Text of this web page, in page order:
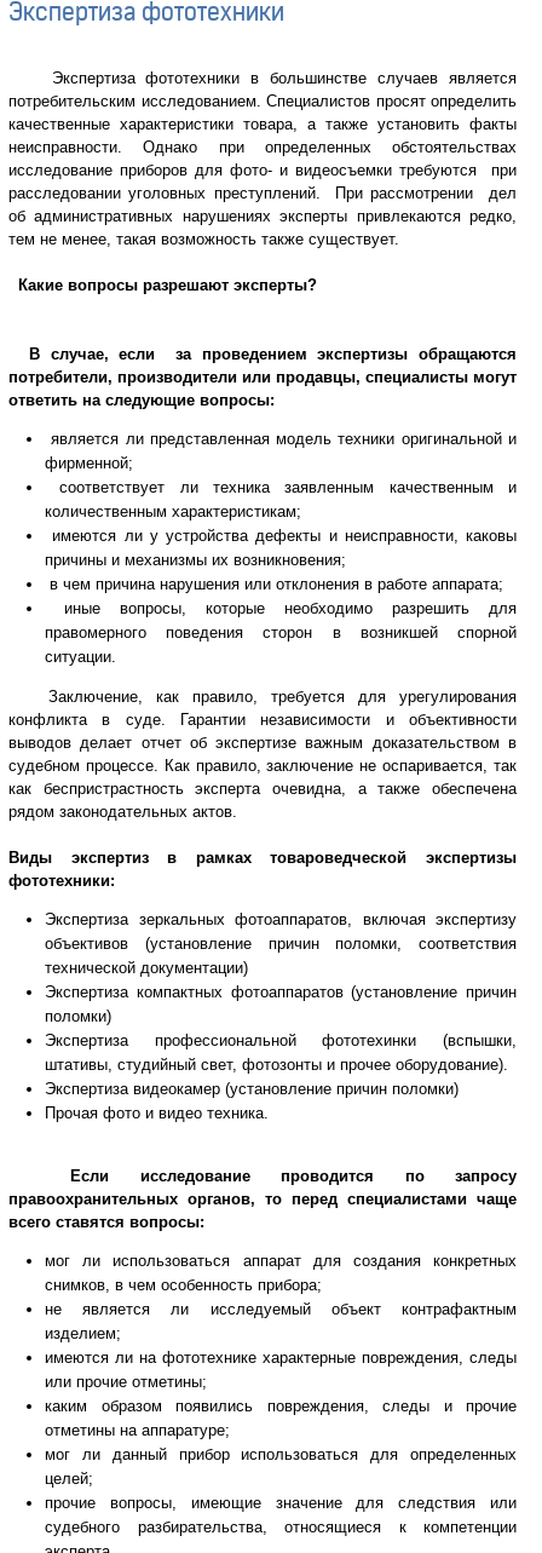
Экспертиза фототехники
Экспертиза фототехники в большинстве случаев является
потребительским исследованием. Специалистов просят определить
качественные характеристики товара, а также установить факты
неисправности. Однако при определенных обстоятельствах
исследование приборов для фото- и видеосъемки требуются при
расследовании уголовных преступлений. При рассмотрении дел
об административных нарушениях эксперты привлекаются редко,
тем не менее, такая возможность также существует.
Какие вопросы разрешают эксперты?
В случае, если за проведением экспертизы обращаются
потребители, производители или продавцы, специалисты могут
ответить на следующие вопросы:
является ли представленная модель техники оригинальной и
фирменной;
соответствует ли техника заявленным качественным и
количественным характеристикам;
имеются ли у устройства дефекты и неисправности, каковы
причины и механизмы их возникновения;
в чем причина нарушения или отклонения в работе аппарата;
иные вопросы, которые необходимо разрешить для
правомерного поведения сторон в возникшей спорной
ситуации.
Заключение, как правило, требуется для урегулирования
конфликта в суде. Гарантии независимости и объективности
выводов делает отчет об экспертизе важным доказательством в
судебном процессе. Как правило, заключение не оспаривается, так
как беспристрастность эксперта очевидна, а также обеспечена
рядом законодательных актов.
Виды экспертиз в рамках товароведческой экспертизы
фототехники:
Экспертиза зеркальных фотоаппаратов, включая экспертизу
объективов (установление причин поломки, соответствия
технической документации)
Экспертиза компактных фотоаппаратов (установление причин
поломки)
Экспертиза профессиональной фототехинки (вспышки,
штативы, студийный свет, фотозонты и прочее оборудование).
Экспертиза видеокамер (установление причин поломки)
Прочая фото и видео техника.
Если исследование проводится по запросу
правоохранительных органов, то перед специалистами чаще
всего ставятся вопросы:
мог ли использоваться аппарат для создания конкретных
снимков, в чем особенность прибора;
не является ли исследуемый объект контрафактным
изделием;
имеются ли на фототехнике характерные повреждения, следы
или прочие отметины;
каким образом появились повреждения, следы и прочие
отметины на аппаратуре;
мог ли данный прибор использоваться для определенных
целей;
прочие вопросы, имеющие значение для следствия или
судебного разбирательства, относящиеся к компетенции